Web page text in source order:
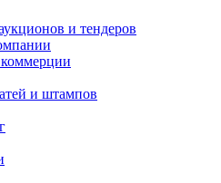
и тендеров
и штампов